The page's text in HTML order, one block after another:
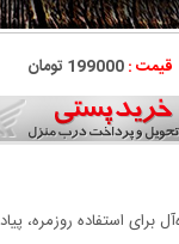
قیمت :199000 تومان
برای استفاده